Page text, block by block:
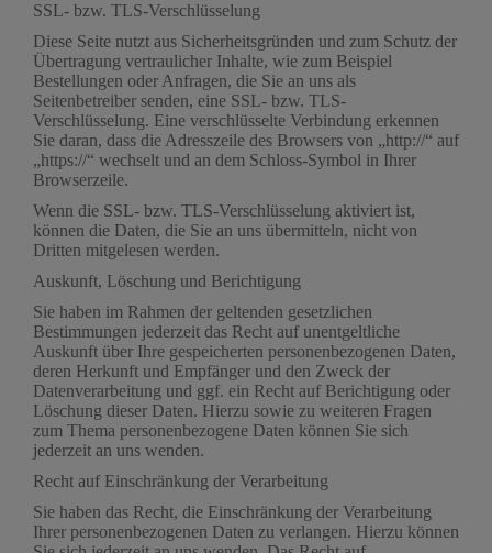
SSL- bzw. TLS-Verschlüsselung
Diese Seite nutzt aus Sicherheitsgründen und zum Schutz der
Übertragung vertraulicher Inhalte, wie zum Beispiel
Bestellungen oder Anfragen, die Sie an uns als
Seitenbetreiber senden, eine SSL- bzw. TLS-
Verschlüsselung. Eine verschlüsselte Verbindung erkennen
Sie daran, dass die Adresszeile des Browsers von „http://“ auf
„https://“ wechselt und an dem Schloss-Symbol in Ihrer
Browserzeile.
Wenn die SSL- bzw. TLS-Verschlüsselung aktiviert ist,
können die Daten, die Sie an uns übermitteln, nicht von
Dritten mitgelesen werden.
Auskunft, Löschung und Berichtigung
Sie haben im Rahmen der geltenden gesetzlichen
Bestimmungen jederzeit das Recht auf unentgeltliche
Auskunft über Ihre gespeicherten personenbezogenen Daten,
deren Herkunft und Empfänger und den Zweck der
Datenverarbeitung und ggf. ein Recht auf Berichtigung oder
Löschung dieser Daten. Hierzu sowie zu weiteren Fragen
zum Thema personenbezogene Daten können Sie sich
jederzeit an uns wenden.
Recht auf Einschränkung der Verarbeitung
Sie haben das Recht, die Einschränkung der Verarbeitung
Ihrer personenbezogenen Daten zu verlangen. Hierzu können